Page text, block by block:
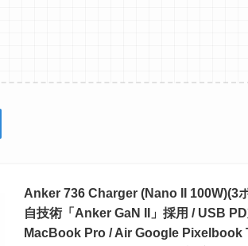
Anker 736 Charger (Nano II 100W)(3
自技術「Anker GaN II」採用 / USB
MacBook Pro / Air Google Pixelbook